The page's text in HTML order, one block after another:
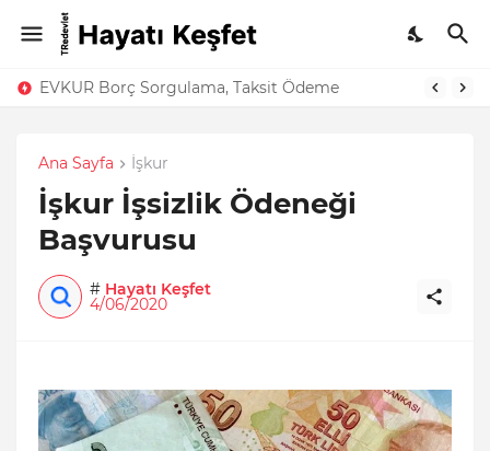
EVKUR Borç Sorgulama, Taksit Ödeme
Ana Sayfa İşkur
İşkur İşsizlik Ödeneği
Başvurusu
# Hayatı Keşfet
4/06/2020